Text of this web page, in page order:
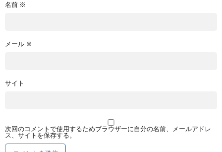
名前 ※
メール ※
サイト
次回のコメントで使用するためブラウザーに自分の名前、メールアドレ
ス、サイトを保存する。